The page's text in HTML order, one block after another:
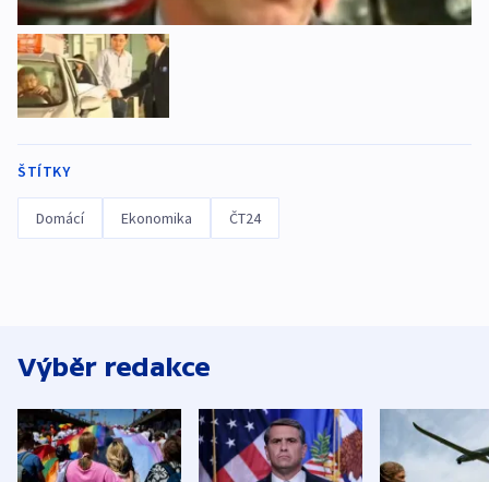
ŠTÍTKY
Domácí Ekonomika ČT24
Výběr redakce